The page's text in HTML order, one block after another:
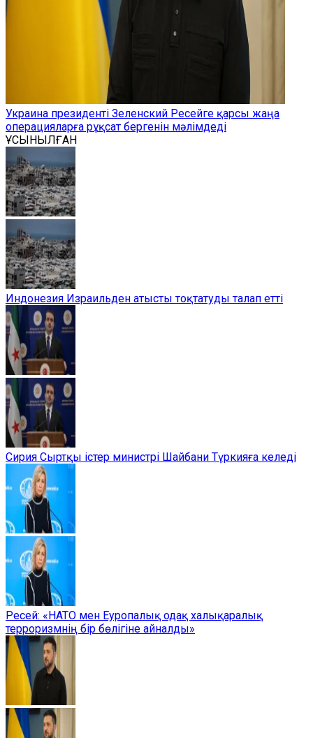
Украина президенті Зеленский Ресейге қарсы жаңа
операцияларға рұқсат бергенін мәлімдеді
ҰСЫНЫЛҒАН
Индонезия Израильден атысты тоқтатуды талап етті
Сирия Сыртқы істер министрі Шайбани Түркияға келеді
Ресей: «НАТО мен Еуропалық одақ халықаралық
терроризмнің бір бөлігіне айналды»